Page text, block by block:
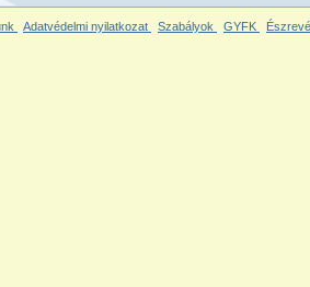
Adatvédelmi nyilatkozat Szabályok GYFK